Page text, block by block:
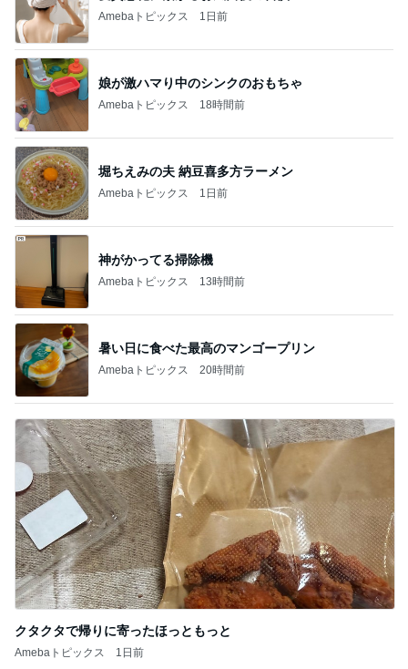
Amebaトピックス 1日前
娘が激ハマり中のシンクのおもちゃ
Amebaトピックス 18時間前
堀ちえみの夫 納豆喜多方ラーメン
Amebaトピックス 1日前
神がかってる掃除機
Amebaトピックス 13時間前
暑い日に食べた最高のマンゴープリン
Amebaトピックス 20時間前
クタクタで帰りに寄ったほっともっと
Amebaトピックス 1日前